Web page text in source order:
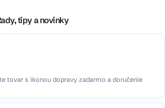
tipy a novinky
tovar s ikonou dopravy zadarmo a doručenie